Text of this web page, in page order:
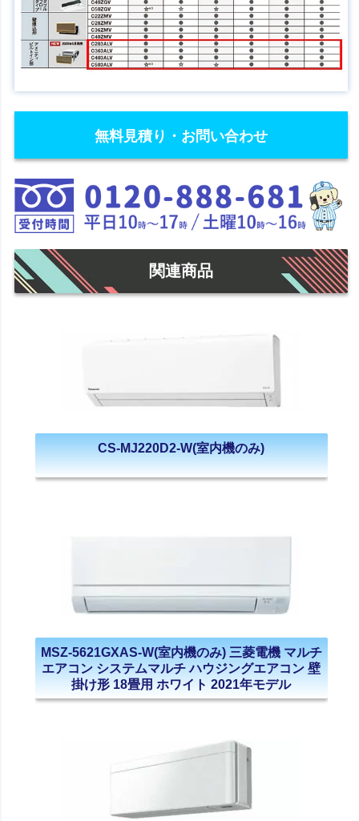
無料見積り・お問い合わせ
関連商品
CS-MJ220D2-W(室内機のみ)
MSZ-5621GXAS-W(室内機のみ) 三菱電機 マルチ
エアコン システムマルチ ハウジングエアコン 壁
掛け形 18畳用 ホワイト 2021年モデル